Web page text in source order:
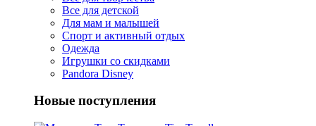
Все для детской
Для мам и малышей
Спорт и активный отдых
Одежда
Игрушки со скидками
Pandora Disney
Новые поступления